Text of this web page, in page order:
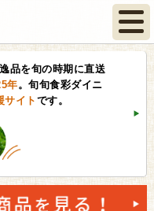
品を旬の時期に直送
年。旬旬食彩ダイニ
サイト です。